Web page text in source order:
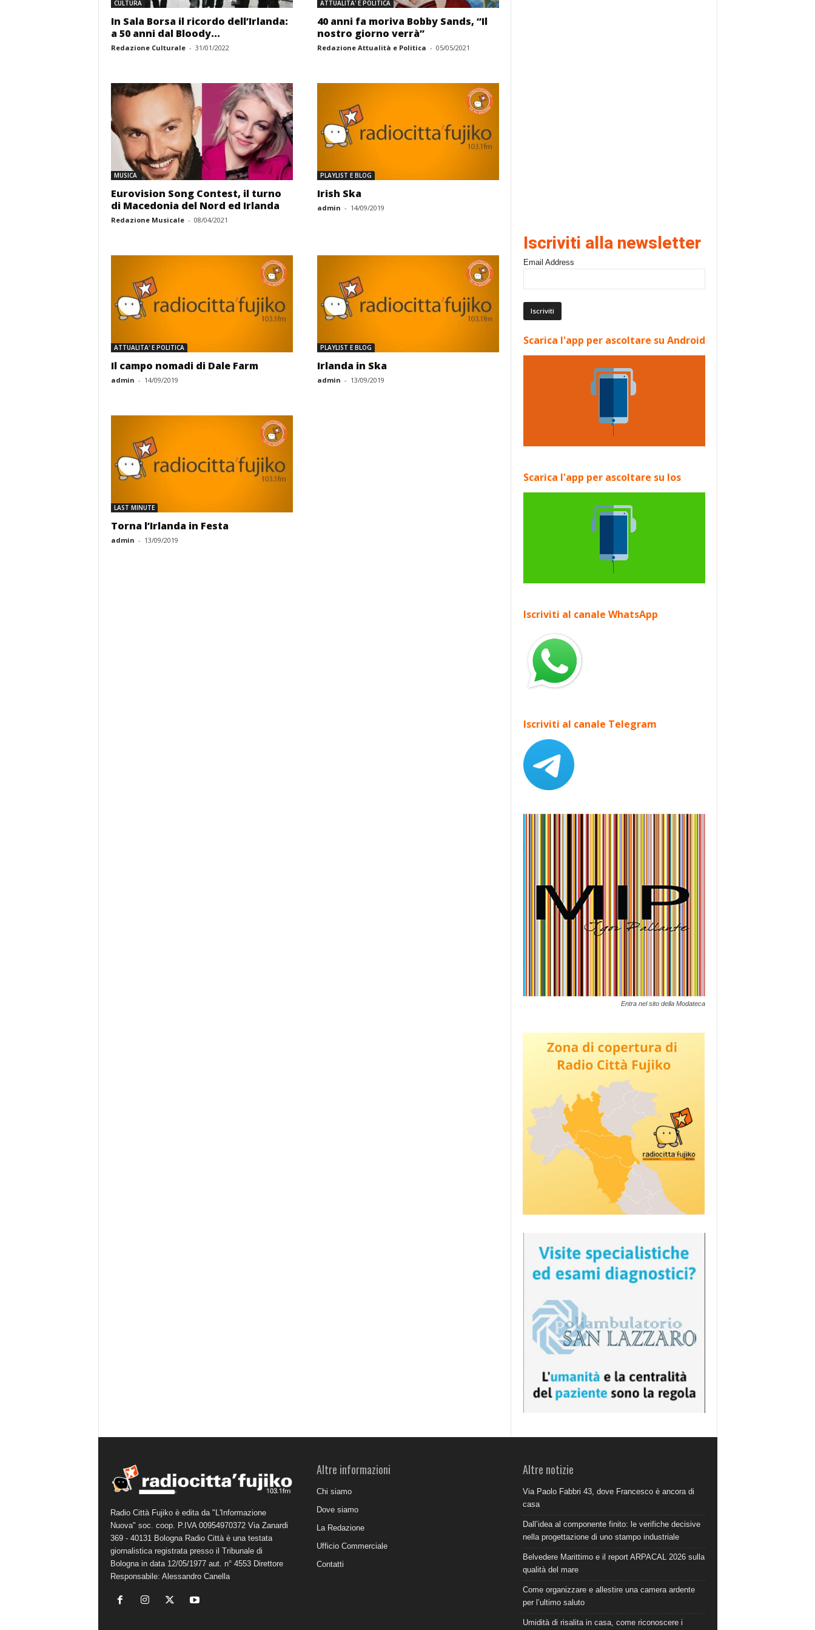
CULTURA
In Sala Borsa il ricordo dell’Irlanda:
a 50 anni dal Bloody...
Redazione Culturale - 31/01/2022
ATTUALITA' E POLITICA
40 anni fa moriva Bobby Sands, “Il
nostro giorno verrà”
Redazione Attualità e Politica - 05/05/2021
MUSICA
Eurovision Song Contest, il turno
di Macedonia del Nord ed Irlanda
Redazione Musicale - 08/04/2021
PLAYLIST E BLOG
Irish Ska
admin - 14/09/2019
ATTUALITA' E POLITICA
Il campo nomadi di Dale Farm
admin - 14/09/2019
PLAYLIST E BLOG
Irlanda in Ska
admin - 13/09/2019
LAST MINUTE
Torna l’Irlanda in Festa
admin - 13/09/2019
Iscriviti alla newsletter
Email Address
Scarica l'app per ascoltare su Android
Scarica l'app per ascoltare su Ios
Iscriviti al canale WhatsApp
Iscriviti al canale Telegram
Entra nel sito della Modateca
Radio Città Fujiko è edita da "L'Informazione
Nuova" soc. coop. P.IVA 00954970372 Via Zanardi
369 - 40131 Bologna Radio Città è una testata
giornalistica registrata presso il Tribunale di
Bologna in data 12/05/1977 aut. n° 4553 Direttore
Responsabile: Alessandro Canella
Altre informazioni
Chi siamo
Dove siamo
La Redazione
Ufficio Commerciale
Contatti
Altre notizie
Via Paolo Fabbri 43, dove Francesco è ancora di
casa
Dall’idea al componente finito: le verifiche decisive
nella progettazione di uno stampo industriale
Belvedere Marittimo e il report ARPACAL 2026 sulla
qualità del mare
Come organizzare e allestire una camera ardente
per l’ultimo saluto
Umidità di risalita in casa, come riconoscere i